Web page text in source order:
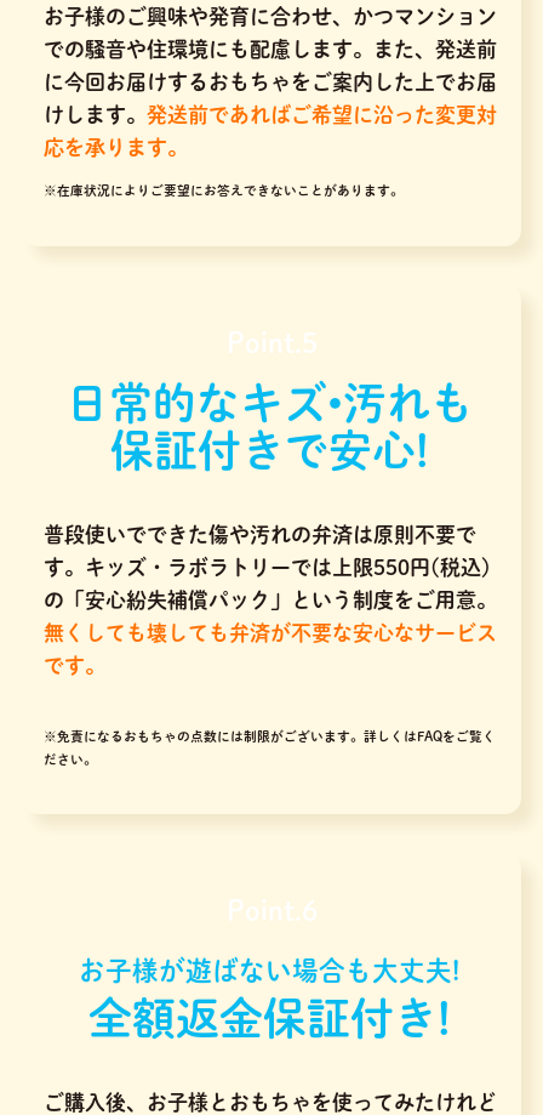
お子様のご興味や発育に合わせ、かつマンション
での騒音や住環境にも配慮します。また、発送前
に今回お届けするおもちゃをご案内した上でお届
けします。 発送前であればご希望に沿った変更対
応を承ります。
※在庫状況によりご要望にお答えできないことがあります。
Point.5
日常的なキズ•汚れも
保証付きで安心!
普段使いでできた傷や汚れの弁済は原則不要で
す。キッズ・ラボラトリーでは上限550円(税込)
の「安心紛失補償パック」という制度をご用意。
無くしても壊しても弁済が不要な安心なサービス
です。
※免責になるおもちゃの点数には制限がございます。 詳しくはFAQをご覧く
ださい。
Point.6
お子様が遊ばない場合も大丈夫!
全額返金保証付き!
ご購入後、お子様とおもちゃを使ってみたけれど